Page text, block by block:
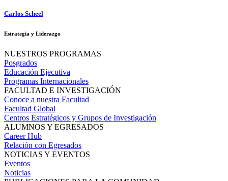
Carlos Scheel
Estrategia y Liderazgo
NUESTROS PROGRAMAS
Posgrados
Educación Ejecutiva
Programas Internacionales
FACULTAD E INVESTIGACIÓN
Conoce a nuestra Facultad
Facultad Global
Centros Estratégicos y Grupos de Investigación
ALUMNOS Y EGRESADOS
Career Hub
Relación con Egresados
NOTICIAS Y EVENTOS
Eventos
Noticias